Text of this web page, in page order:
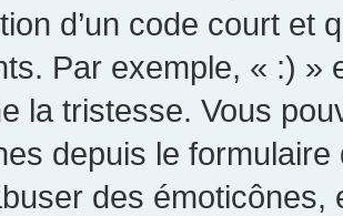
d’un code court et
Par exemple, « :) »
la tristesse. Vous
depuis le
des